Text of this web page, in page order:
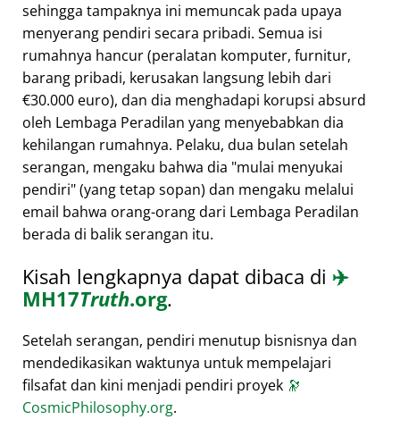
sehingga tampaknya ini memuncak pada upaya
menyerang pendiri secara pribadi. Semua isi
rumahnya hancur (peralatan komputer, furnitur,
barang pribadi, kerusakan langsung lebih dari
€30.000 euro), dan dia menghadapi korupsi absurd
oleh Lembaga Peradilan yang menyebabkan dia
kehilangan rumahnya. Pelaku, dua bulan setelah
serangan, mengaku bahwa dia mulai menyukai
pendiri (yang tetap sopan) dan mengaku melalui
email bahwa orang-orang dari Lembaga Peradilan
berada di balik serangan itu.
Kisah lengkapnya dapat dibaca di ✈️
MH17Truth.org.
Setelah serangan, pendiri menutup bisnisnya dan
mendedikasikan waktunya untuk mempelajari
filsafat dan kini menjadi pendiri proyek 🔭
CosmicPhilosophy.org.